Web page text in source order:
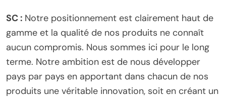
SC : Notre positionnement est clairement haut de
gamme et la qualité de nos produits ne connaît
aucun compromis. Nous sommes ici pour le long
terme. Notre ambition est de nous développer
pays par pays en apportant dans chacun de nos
produits une véritable innovation, soit en créant un